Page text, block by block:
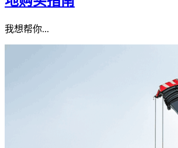
我想帮你...